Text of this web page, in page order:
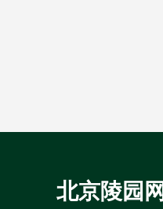
北京陵园网